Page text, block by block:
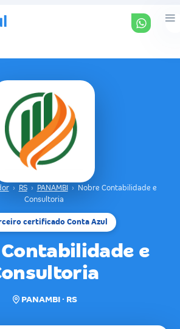
› RS › PANAMBI ›
Nobre Contabilidade e
Consultoria
certificado Conta Azul
e
PANAMBI · RS